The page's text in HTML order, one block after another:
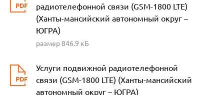
радиотелефонной связи (GSM-1800 LTE)
(Ханты-мансийский автономный округ –
ЮГРА)
размер 846.9 кБ
Услуги подвижной радиотелефонной
связи (GSM-1800 LTE) (Ханты-мансийский
автономный округ – ЮГРА)